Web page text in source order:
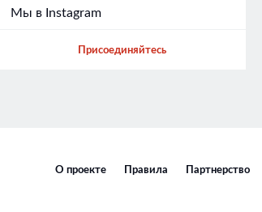
Мы в Instagram
Присоединяйтесь
О проекте Правила Партнерство